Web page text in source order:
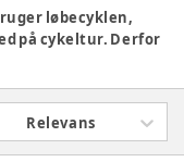
løbecyklen,
på cykeltur. Derfor
i
at sikkerheden er i
Relevans